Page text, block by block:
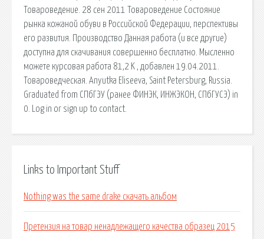
Товароведение. 28 сен 2011 Товароведение Состояние
рынка кожаной обуви в Российской Федерации, перспективы
его развития. Производство Данная работа (и все другие)
доступна для скачивания совершенно бесплатно. Мысленно
можете курсовая работа 81,2 K , добавлен 19.04.2011.
Товароведческая. Anyutka Eliseeva, Saint Petersburg, Russia.
Graduated from СПбГЭУ (ранее ФИНЭК, ИНЖЭКОН, СПбГУСЭ) in
0. Log in or sign up to contact.
Links to Important Stuff
Nothing was the same drake скачать альбом
Претензия на товар ненадлежащего качества образец 2015